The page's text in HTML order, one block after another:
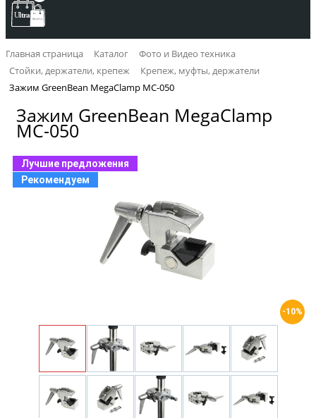
Главная страница Каталог
Фото и Видео техника
Стойки, держатели, крепеж
Крепеж, муфты, держатели
Зажим GreenBean MegaClamp MC-050
Зажим GreenBean MegaClamp
MC-050
Лучшие предложения
Рекомендуем
-10%